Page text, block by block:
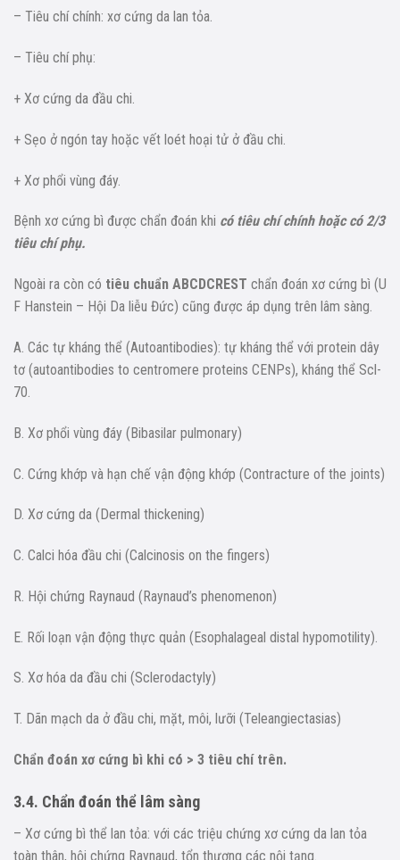
– Tiêu chí chính: xơ cứng da lan tỏa.
– Tiêu chí phụ:
+ Xơ cứng da đầu chi.
+ Sẹo ở ngón tay hoặc vết loét hoại tử ở đầu chi.
+ Xơ phổi vùng đáy.
Bệnh xơ cứng bì được chẩn đoán khi có tiêu chí chính hoặc có 2/3
tiêu chí phụ.
Ngoài ra còn có tiêu chuẩn ABCDCREST chẩn đoán xơ cứng bì (U
F Hanstein – Hội Da liễu Đức) cũng được áp dụng trên lâm sàng.
A. Các tự kháng thể (Autoantibodies): tự kháng thể với protein dây
tơ (autoantibodies to centromere proteins CENPs), kháng thể Scl-
70.
B. Xơ phổi vùng đáy (Bibasilar pulmonary)
C. Cứng khớp và hạn chế vận động khớp (Contracture of the joints)
D. Xơ cứng da (Dermal thickening)
C. Calci hóa đầu chi (Calcinosis on the fingers)
R. Hội chứng Raynaud (Raynaud’s phenomenon)
E. Rối loạn vận động thực quản (Esophalageal distal hypomotility).
S. Xơ hóa da đầu chi (Sclerodactyly)
T. Dãn mạch da ở đầu chi, mặt, môi, lưỡi (Teleangiectasias)
Chẩn đoán xơ cứng bì khi có > 3 tiêu chí trên.
3.4. Chẩn đoán thể lâm sàng
– Xơ cứng bì thể lan tỏa: với các triệu chứng xơ cứng da lan tỏa
toàn thân, hội chứng Raynaud, tổn thương các nội tạng.